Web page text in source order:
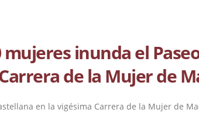
inunda el
de la Mujer de
en la vigésima Carrera de la Mujer de